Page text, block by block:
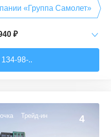
«Группа Самолет»
₽
22 предложения
98-..
Трейд-ин 4